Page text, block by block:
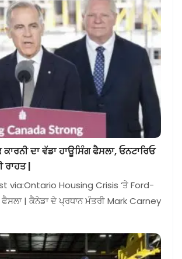
ਦਾ ਵੱਡਾ ਹਾਊਸਿੰਗ ਫੈਸਲਾ, ਓਨਟਾਰਿਓ
ਰਾਹਤ |
via:Ontario Housing Crisis ‘ਤੇ Ford-
| ਕੈਨੇਡਾ ਦੇ ਪ੍ਰਧਾਨ ਮੰਤਰੀ Mark Carney